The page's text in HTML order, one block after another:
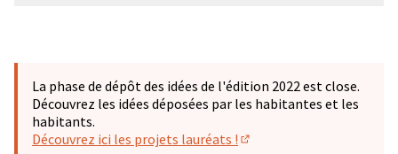
La phase de dépôt des idées de l'édition 2022 est close.
Découvrez les idées déposées par les habitantes et les
habitants.
Découvrez ici les projets lauréats !